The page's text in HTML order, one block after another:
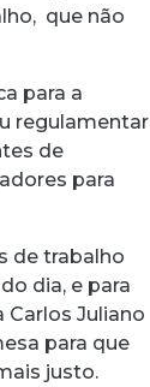
que não
para a
regulamentar
de
para
de trabalho
dia, e para
Juliano
para que
justo.